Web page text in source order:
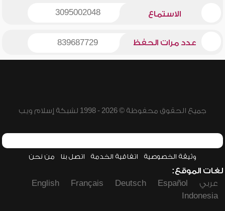
الاستماع 3095002048
عدد مرات الحفظ 839687729
جميع الحقوق محفوظة © 2026 - 1998 لشبكة إسلام ويب
وثيقة الخصوصية اتفاقية الخدمة اتصل بنا من نحن
لغات الموقع:
عربي
Español
Deutsch
Français
English
Indonesia